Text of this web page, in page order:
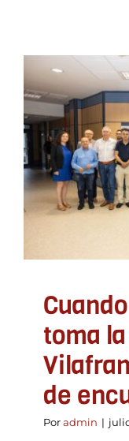
toma
de
Poradmin |